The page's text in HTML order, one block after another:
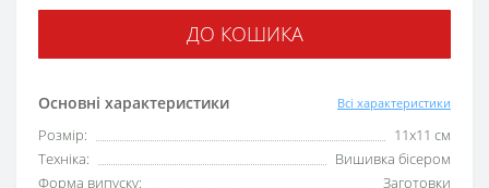
Основні характеристики Всі характеристики
Розмір:
11x11 см
Техніка:
Вишивка бісером
Форма випуску:
Заготовки
ДО КОШИКА